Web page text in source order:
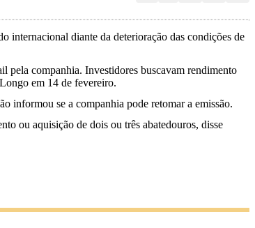
diante da deterioração das condições de
pela companhia. Investidores buscavam rendimento
em 14 de fevereiro.
informou se a companhia pode retomar a emissão.
ou aquisição de dois ou três abatedouros, disse